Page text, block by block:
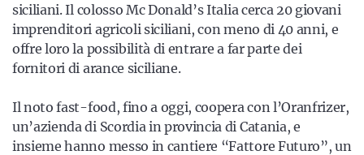
Resta sempre aggiornato con le ultime news, iscriviti alla
nostra newsletter
Iscriviti
siciliani. Il colosso Mc Donald’s Italia cerca 20 giovani
imprenditori agricoli siciliani, con meno di 40 anni, e
offre loro la possibilità di entrare a far parte dei
fornitori di arance siciliane.
Il noto fast-food, fino a oggi, coopera con l’Oranfrizer,
un’azienda di Scordia in provincia di Catania, e
insieme hanno messo in cantiere “Fattore Futuro”, un